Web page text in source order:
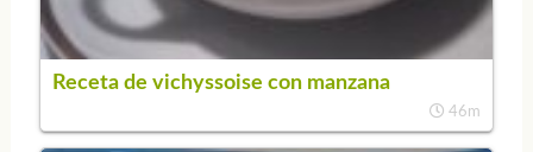
Receta de vichyssoise con manzana
46m